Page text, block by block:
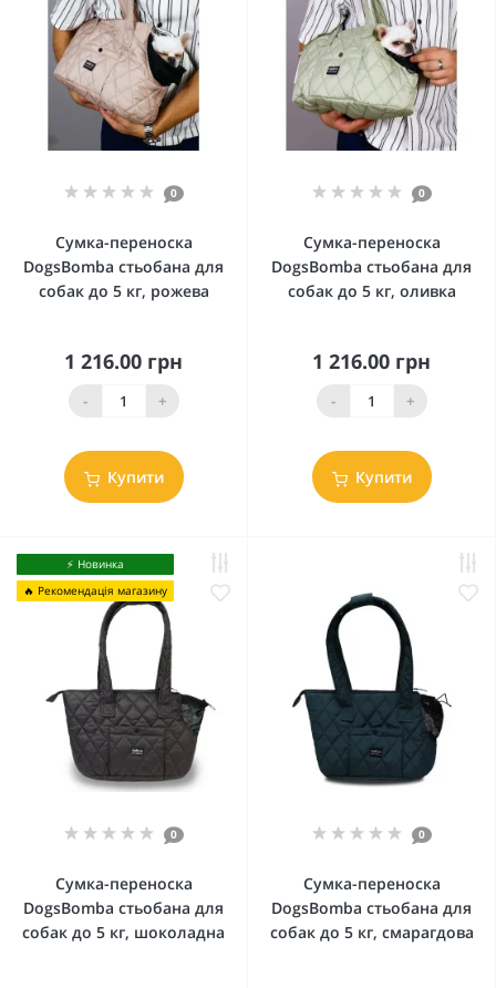
0
Сумка-переноска
DogsBomba стьобана для
собак до 5 кг, рожева
1 216.00 грн
- +
Купити
0
Сумка-переноска
DogsBomba стьобана для
собак до 5 кг, оливка
1 216.00 грн
- +
Купити
⚡️ Новинка
🔥 Рекомендація магазину
0
Сумка-переноска
DogsBomba стьобана для
собак до 5 кг, шоколадна
0
Сумка-переноска
DogsBomba стьобана для
собак до 5 кг, смарагдова